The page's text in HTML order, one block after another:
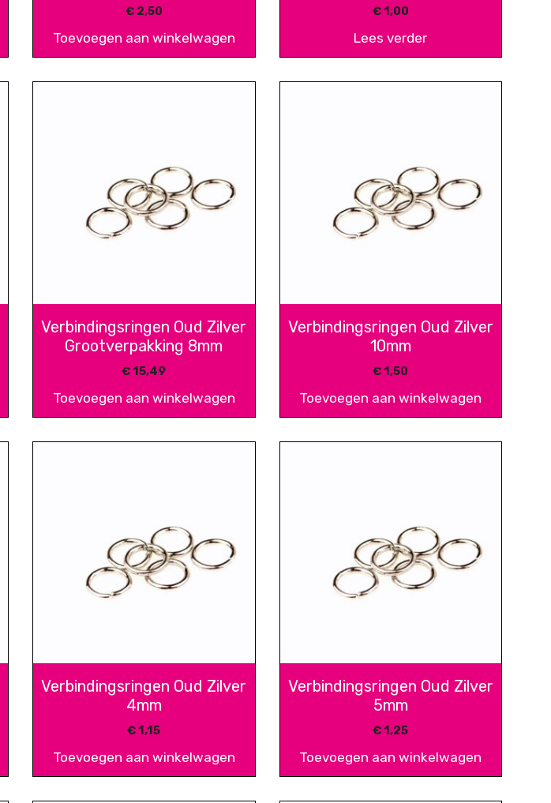
€2,50
Toevoegen aan winkelwagen
€1,00
Lees verder
Verbindingsringen Oud Zilver
Grootverpakking 8mm
€15,49
Toevoegen aan winkelwagen
Verbindingsringen Oud Zilver
10mm
€1,50
Toevoegen aan winkelwagen
Verbindingsringen Oud Zilver
4mm
€1,15
Toevoegen aan winkelwagen
Verbindingsringen Oud Zilver
5mm
€1,25
Toevoegen aan winkelwagen